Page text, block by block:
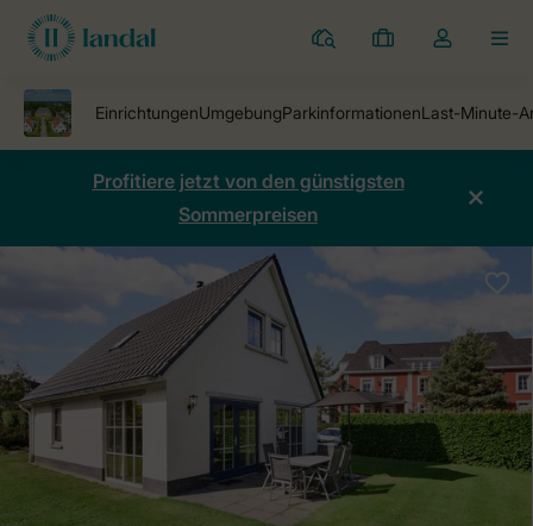
Ferienparks
Meine
Dropdown-
öffnen
Profitiere jetzt von den günstigsten
Sommerpreisen